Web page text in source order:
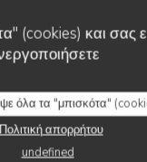
(cookies) και σας
όλα τα "μπισκότα"
Πολιτική απορρήτου
undefined
• LISBOA